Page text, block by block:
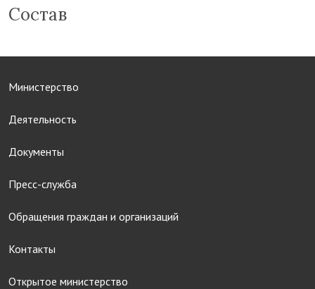
Состав
Министерство
Деятельность
Документы
Пресс-служба
Обращения граждан и организаций
Контакты
Открытое министерство